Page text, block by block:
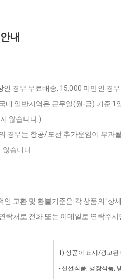
내
인 경우 무료배송, 15,000 미만인 경
내 일반지역은 근무일(월-금) 기준
않습니다.)
경우는 항공/도선 추가운임이 부과
습니다.
인 교환 및 환불기준은 각 상품의 '상
락처로 전화 또는 이메일로 연락주
1) 상품이 표시/광고된
- 신선식품, 냉장식품,